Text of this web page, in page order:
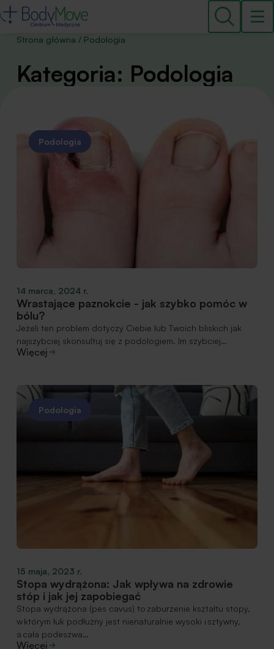
Strona główna / Podologia
Kategoria: Podologia
Podologia
14 marca, 2024 r.
Wrastające paznokcie - jak szybko pomóc w
bólu?
Jeżeli ten problem dotyczy Ciebie lub Twoich bliskich jak
najszybciej skonsultuj się z podologiem. Im szybciej…
Więcej
Podologia
15 maja, 2023 r.
Stopa wydrążona: Jak wpływa na zdrowie
stóp i jak jej zapobiegać
Stopa wydrążona (pes cavus) to zaburzenie kształtu stopy,
w którym łuk podłużny jest nienaturalnie wysoki i sztywny,
a cała podeszwa…
Więcej